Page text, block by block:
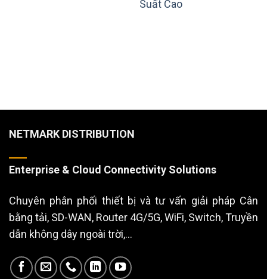
Suất Cao
NETMARK DISTRIBUTION
Enterprise & Cloud Connectivity Solutions
Chuyên phân phối thiết bị và tư vấn giải pháp Cân
bằng tải, SD-WAN, Router 4G/5G, WiFi, Switch, Truyền
dẫn không dây ngoài trời,...